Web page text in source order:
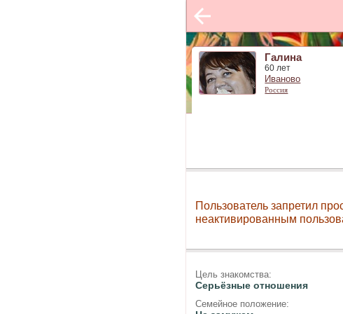
Галина
60 лет
Иваново
Россия
Пользователь запретил
неактивированным
Цель знакомства:
Серьёзные отношения
Семейное положение: